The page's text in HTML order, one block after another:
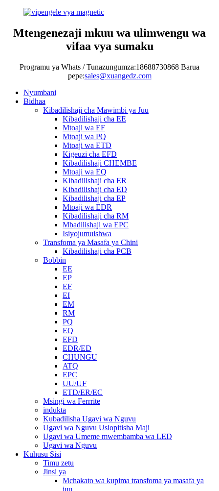
Mtengenezaji mkuu wa ulimwengu wa
vifaa vya sumaku
Programu ya Whats / Tunazungumza:18688730868 Barua
pepe:sales@xuangedz.com
Nyumbani
Bidhaa
Kibadilishaji cha Mawimbi ya Juu
Kibadilishaji cha EE
Mtoaji wa EF
Mtoaji wa PQ
Mtoaji wa ETD
Kigeuzi cha EFD
Kibadilishaji CHEMBE
Mtoaji wa EQ
Kibadilishaji cha ER
Kibadilishaji cha ED
Kibadilishaji cha EP
Mtoaji wa EDR
Kibadilishaji cha RM
Mbadilishaji wa EPC
Isiyojumuishwa
Transfoma ya Masafa ya Chini
Kibadilishaji cha PCB
Bobbin
EE
EP
EF
EI
EM
RM
PQ
EQ
EFD
EDR/ED
CHUNGU
ATQ
EPC
UU/UF
ETD/ER/EC
Msingi wa Ferrrite
indukta
Kubadilisha Ugavi wa Nguvu
Ugavi wa Nguvu Usiopitisha Maji
Ugavi wa Umeme mwembamba wa LED
Ugavi wa Nguvu
Kuhusu Sisi
Timu zetu
Jinsi ya
Mchakato wa kupima transfoma ya masafa ya
juu